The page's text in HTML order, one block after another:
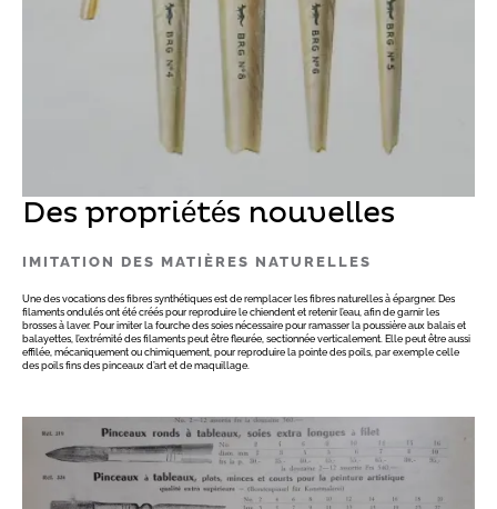
Des propriétés nouvelles
IMITATION DES MATIÈRES NATURELLES
Une des vocations des fibres synthétiques est de remplacer les fibres naturelles à épargner. Des
filaments ondulés ont été créés pour reproduire le chiendent et retenir l’eau, afin de garnir les
brosses à laver. Pour imiter la fourche des soies nécessaire pour ramasser la poussière aux balais et
balayettes, l’extrémité des filaments peut être fleurée, sectionnée verticalement. Elle peut être aussi
effilée, mécaniquement ou chimiquement, pour reproduire la pointe des poils, par exemple celle
des poils fins des pinceaux d’art et de maquillage.